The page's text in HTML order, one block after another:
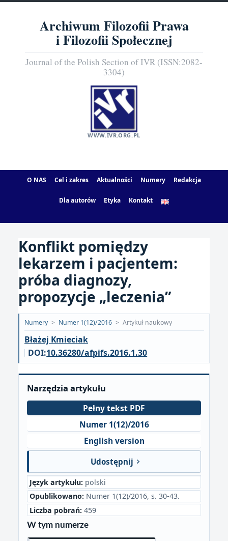
Archiwum Filozofii Prawa
i Filozofii Społecznej
Journal of the Polish Section of IVR (ISSN:2082-
3304)
WWW.IVR.ORG.PL
O NAS Cel i zakres Aktualności Numery Redakcja
Dla autorów Etyka Kontakt
Konflikt pomiędzy
lekarzem i pacjentem:
próba diagnozy,
propozycje „leczenia”
Opublikowano:
2016-
10-
10
Numery > Numer 1(12)/2016 > Artykuł naukowy
Błażej Kmieciak
DOI:10.36280/afpifs.2016.1.30
Narzędzia artykułu
Pełny tekst PDF
Numer 1(12)/2016
English version
Udostępnij
Język artykułu: polski
Opublikowano: Numer 1(12)/2016, s. 30-43.
Liczba pobrań: 459
W tym numerze